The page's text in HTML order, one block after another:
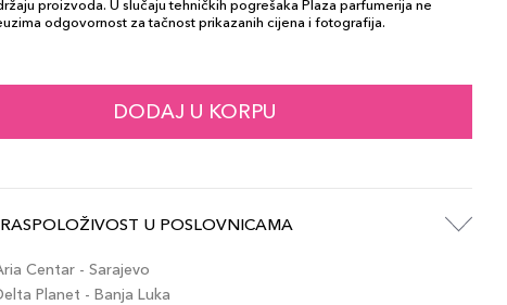
proizvoda. U slučaju tehničkih pogrešaka Plaza parfumerija ne
odgovornost za tačnost prikazanih cijena i fotografija.
DODAJ U KORPU
U POSLOVNICAMA
Centar - Sarajevo
Planet - Banja Luka